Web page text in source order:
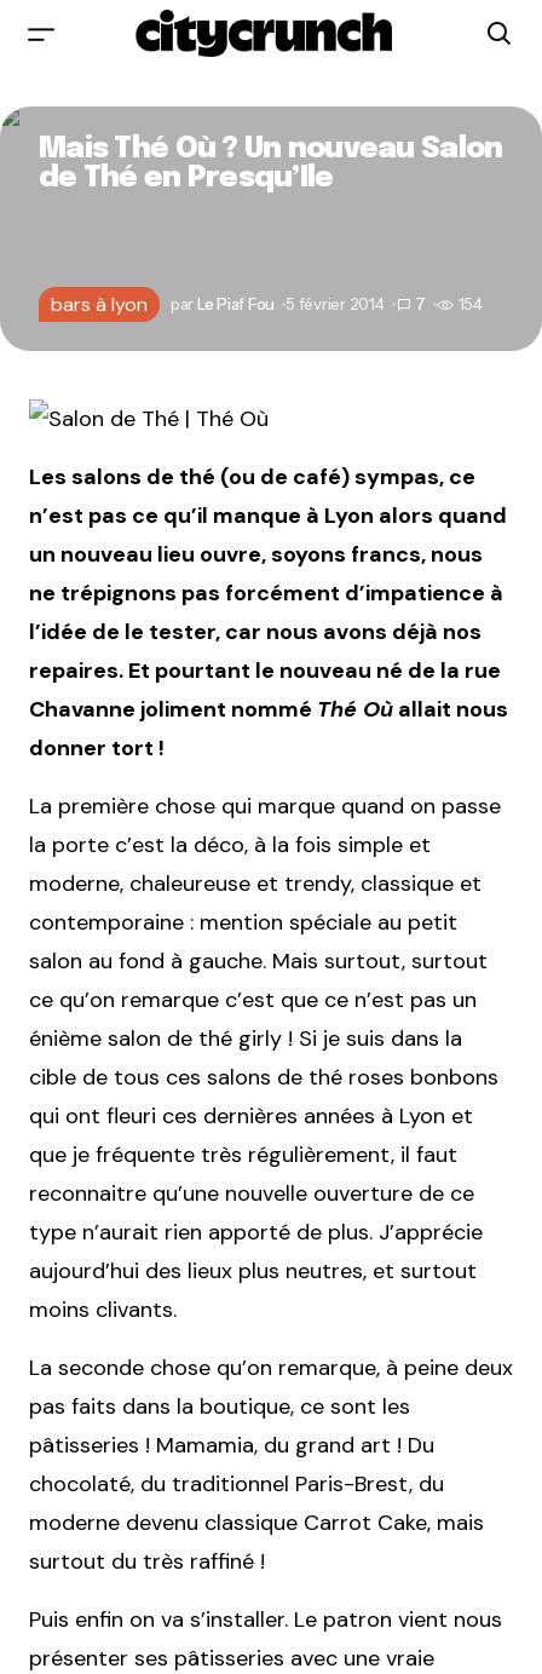
Mais Thé Où ? Un nouveau Salon
de Thé en Presqu’Ile
bars à lyon par Le Piaf Fou 5 février 2014 7 154
Les salons de thé (ou de café) sympas, ce
n’est pas ce qu’il manque à Lyon alors quand
un nouveau lieu ouvre, soyons francs, nous
ne trépignons pas forcément d’impatience à
l’idée de le tester, car nous avons déjà nos
repaires. Et pourtant le nouveau né de la rue
Chavanne joliment nommé Thé Où allait nous
donner tort !
La première chose qui marque quand on passe
la porte c’est la déco, à la fois simple et
moderne, chaleureuse et trendy, classique et
contemporaine : mention spéciale au petit
salon au fond à gauche. Mais surtout, surtout
ce qu’on remarque c’est que ce n’est pas un
énième salon de thé girly ! Si je suis dans la
cible de tous ces salons de thé roses bonbons
qui ont fleuri ces dernières années à Lyon et
que je fréquente très régulièrement, il faut
reconnaitre qu’une nouvelle ouverture de ce
type n’aurait rien apporté de plus. J’apprécie
aujourd’hui des lieux plus neutres, et surtout
moins clivants.
La seconde chose qu’on remarque, à peine deux
pas faits dans la boutique, ce sont les
pâtisseries ! Mamamia, du grand art ! Du
chocolaté, du traditionnel Paris-Brest, du
moderne devenu classique Carrot Cake, mais
surtout du très raffiné !
Puis enfin on va s’installer. Le patron vient nous
présenter ses pâtisseries avec une vraie